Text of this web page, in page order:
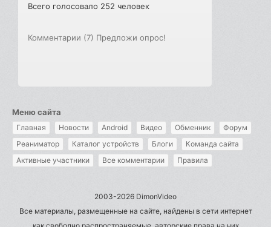
Всего голосовало 252 человек
Комментарии (7) Предложи опрос!
Меню сайта
Главная Новости Android Видео Обменник
Форум
Реаниматор
Каталог устройств Блоги
Команда сайта
Активные участники
Все комментарии Правила
2003-2026 DimonVideo
Все материалы, размещенные на сайте, найдены в сети интернет